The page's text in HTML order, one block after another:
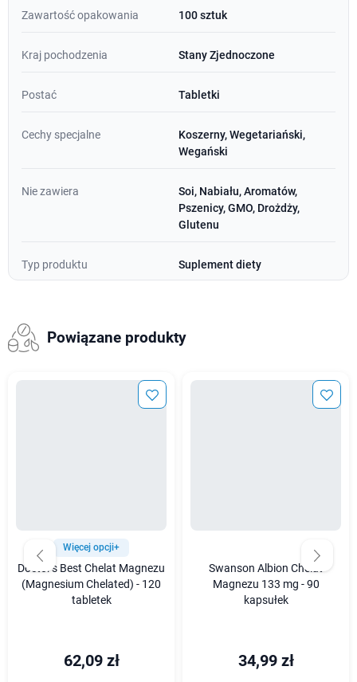
Zawartość opakowania 100 sztuk
Kraj pochodzenia Stany Zjednoczone
Postać Tabletki
Cechy specjalne
Koszerny, Wegetariański,
Wegański
Nie zawiera
Soi, Nabiału, Aromatów,
Pszenicy, GMO, Drożdży,
Glutenu
Typ produktu Suplement diety
Powiązane produkty
Więcej opcji+
Doctor's Best Chelat Magnezu
(Magnesium Chelated) - 120
tabletek
62,09 zł
Swanson Albion Chelat
Magnezu 133 mg - 90
kapsułek
34,99 zł